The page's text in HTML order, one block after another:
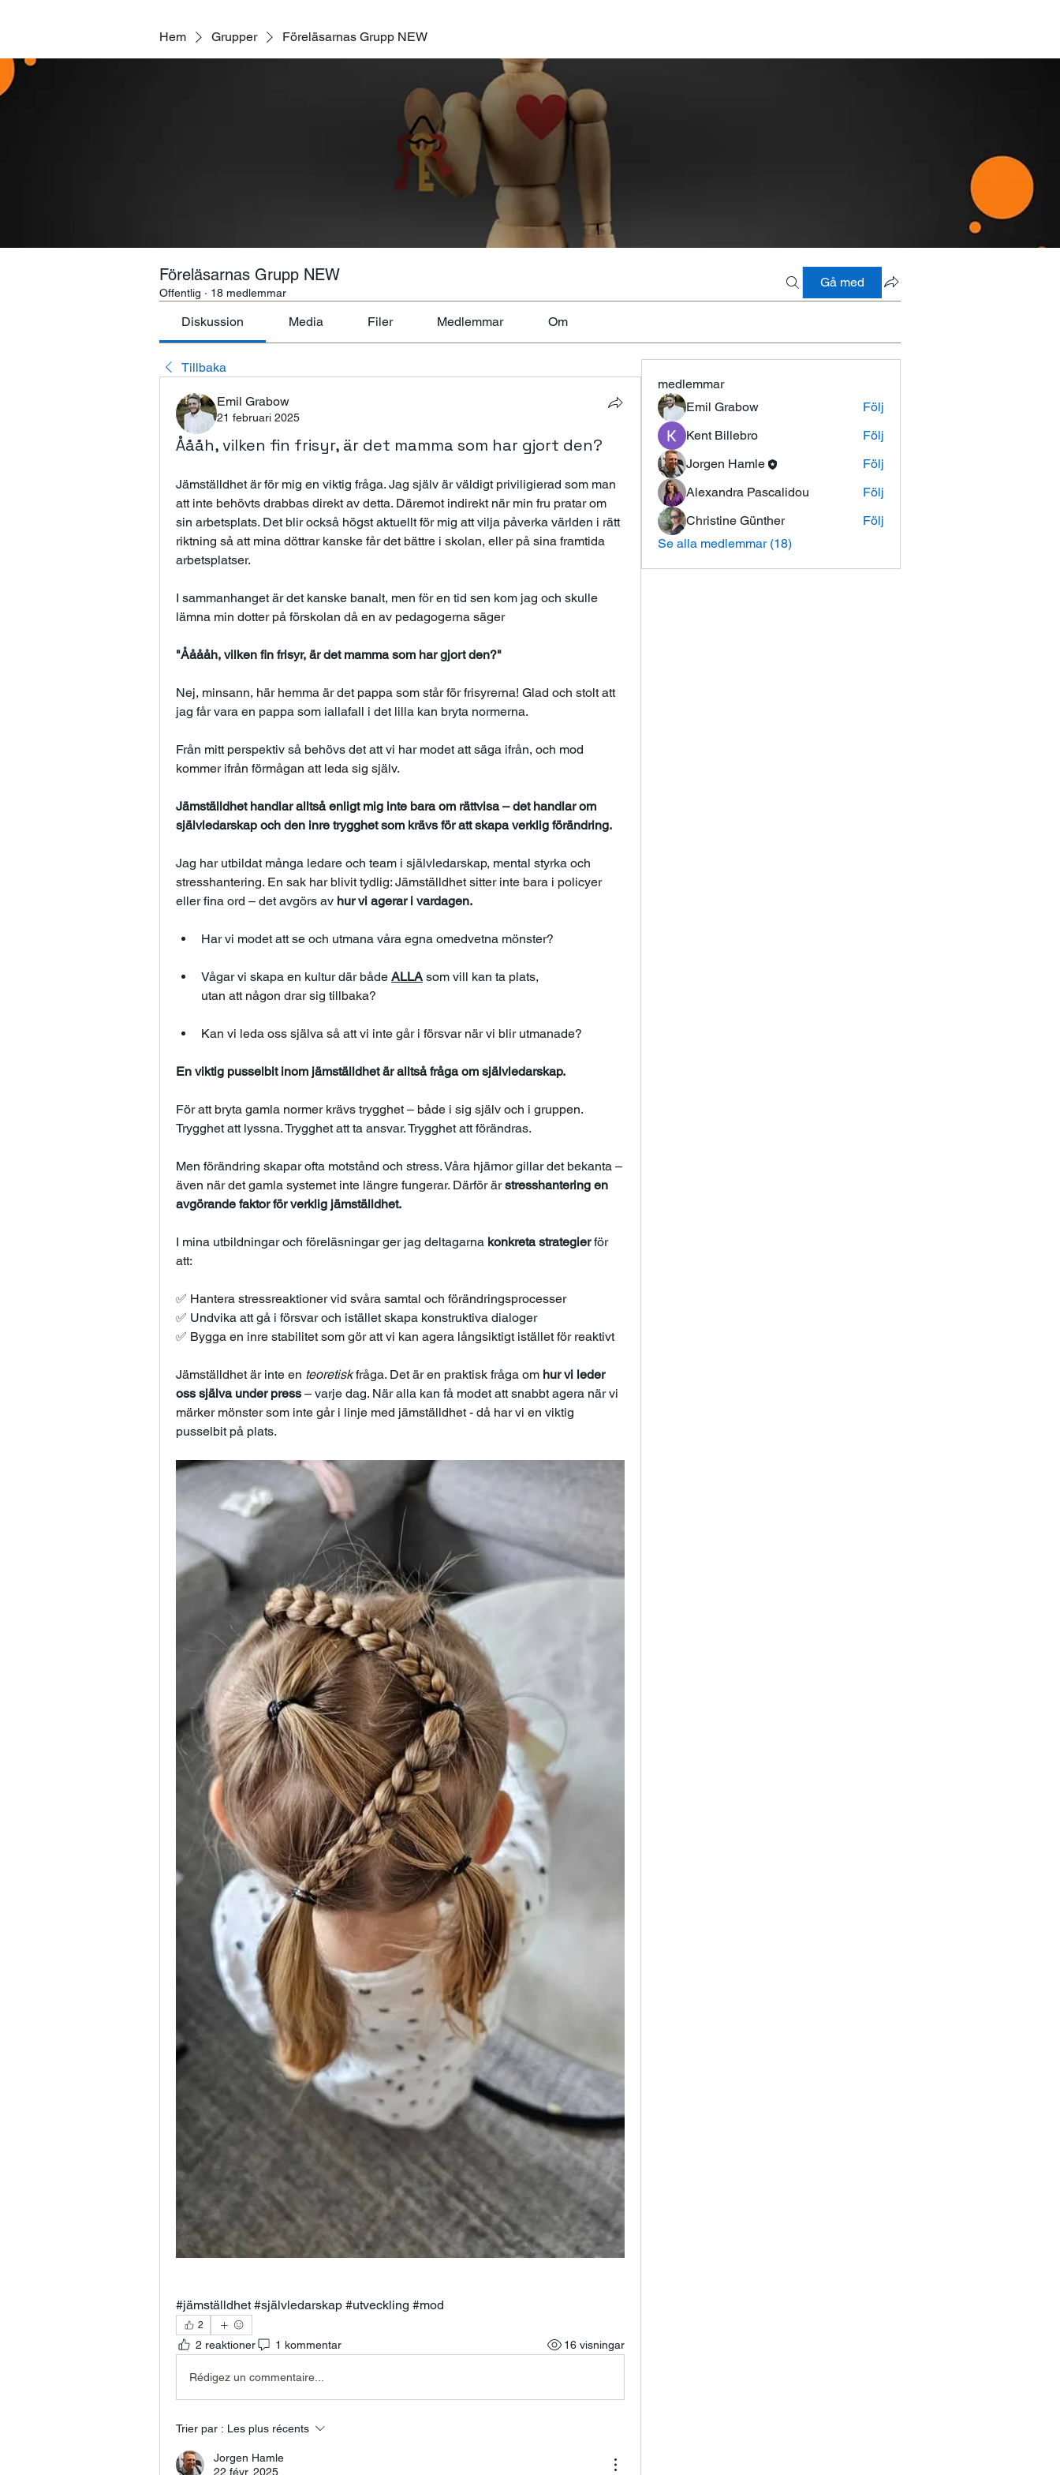
Hem Grupper Föreläsarnas Grupp NEW
Föreläsarnas Grupp NEW
Offentlig · 18 medlemmar
Gå med
Diskussion Media Filer Medlemmar Om
Tillbaka
Emil Grabow
21 februari 2025
Åååh, vilken fin frisyr, är det mamma som har gjort den?
Jämställdhet är för mig en viktig fråga. Jag själv är väldigt priviligierad som man
att inte behövts drabbas direkt av detta. Däremot indirekt när min fru pratar om
sin arbetsplats. Det blir också högst aktuellt för mig att vilja påverka världen i rätt
riktning så att mina döttrar kanske får det bättre i skolan, eller på sina framtida
arbetsplatser.
I sammanhanget är det kanske banalt, men för en tid sen kom jag och skulle
lämna min dotter på förskolan då en av pedagogerna säger
"Ååååh, vilken fin frisyr, är det mamma som har gjort den?"
Nej, minsann, här hemma är det pappa som står för frisyrerna! Glad och stolt att
jag får vara en pappa som iallafall i det lilla kan bryta normerna.
Från mitt perspektiv så behövs det att vi har modet att säga ifrån, och mod
kommer ifrån förmågan att leda sig själv.
Jämställdhet handlar alltså enligt mig inte bara om rättvisa – det handlar om
självledarskap och den inre trygghet som krävs för att skapa verklig förändring.
Jag har utbildat många ledare och team i självledarskap, mental styrka och
stresshantering. En sak har blivit tydlig: Jämställdhet sitter inte bara i policyer
eller fina ord – det avgörs av hur vi agerar i vardagen.
Har vi modet att se och utmana våra egna omedvetna mönster?
Vågar vi skapa en kultur där både ALLA som vill kan ta plats,
utan att någon drar sig tillbaka?
Kan vi leda oss själva så att vi inte går i försvar när vi blir utmanade?
En viktig pusselbit inom jämställdhet är alltså fråga om självledarskap.
För att bryta gamla normer krävs trygghet – både i sig själv och i gruppen.
Trygghet att lyssna. Trygghet att ta ansvar. Trygghet att förändras.
Men förändring skapar ofta motstånd och stress. Våra hjärnor gillar det bekanta –
även när det gamla systemet inte längre fungerar. Därför är stresshantering en
avgörande faktor för verklig jämställdhet.
I mina utbildningar och föreläsningar ger jag deltagarna konkreta strategier för
att:
✅ Hantera stressreaktioner vid svåra samtal och förändringsprocesser
✅ Undvika att gå i försvar och istället skapa konstruktiva dialoger
✅ Bygga en inre stabilitet som gör att vi kan agera långsiktigt istället för reaktivt
Jämställdhet är inte en teoretisk fråga. Det är en praktisk fråga om hur vi leder
oss själva under press – varje dag. När alla kan få modet att snabbt agera när vi
märker mönster som inte går i linje med jämställdhet - då har vi en viktig
pusselbit på plats.
#jämställdhet #självledarskap #utveckling #mod
2
2 reaktioner 1 kommentar 16 visningar
Rédigez un commentaire...
Trier par : Les plus récents
Jorgen Hamle
22 févr. 2025
medlemmar
Emil Grabow
Följ
Kent Billebro
Följ
Jorgen Hamle
Följ
Alexandra Pascalidou
Följ
Christine Günther
Följ
Se alla medlemmar (18)